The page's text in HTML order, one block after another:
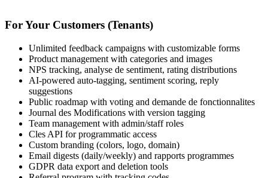
For Your Customers (Tenants)
Unlimited feedback campaigns with customizable forms
Product management with categories and images
NPS tracking, analyse de sentiment, rating distributions
AI-powered auto-tagging, sentiment scoring, reply
suggestions
Public roadmap with voting and demande de fonctionnalites
Journal des Modifications with version tagging
Team management with admin/staff roles
Cles API for programmatic access
Custom branding (colors, logo, domain)
Email digests (daily/weekly) and rapports programmes
GDPR data export and deletion tools